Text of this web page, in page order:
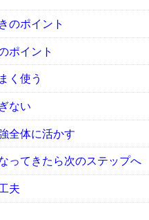
のポイント
ポイント
く使う
ない
全体に活かす
ってきたら次のステップへ
夫